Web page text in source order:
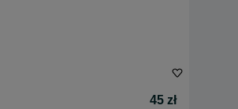
45 zł